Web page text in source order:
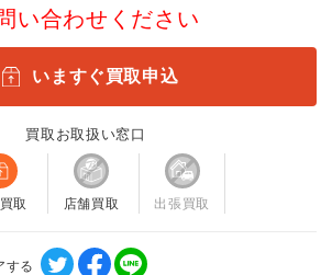
い合わせください
いますぐ買取申込
買取お取扱い窓口
取 店舗買取 出張買取
する